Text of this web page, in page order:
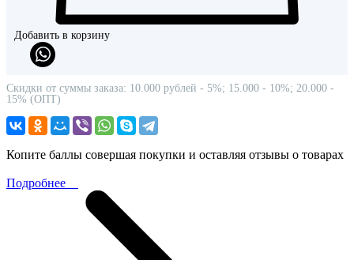
Добавить в корзину
Скидки от суммы заказа: 10.000 рублей - 5%; 15.000 - 10%; 20.000 -
15% (ОПТ)
Копите баллы совершая покупки и оставляя отзывы о товарах
Подробнее